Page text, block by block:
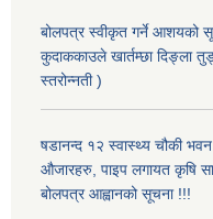
बोलपत्र स्वीकृत गर्ने आशयको
कुदाककाउले खार्तम्छा दिङ्ला
स्तरोन्नती )
षडानन्द १२ स्वास्थ्य चौकी भवन
औजारहरु, पाइप लगायत कृषि
बोलपत्र आह्वानको सूचना !!!